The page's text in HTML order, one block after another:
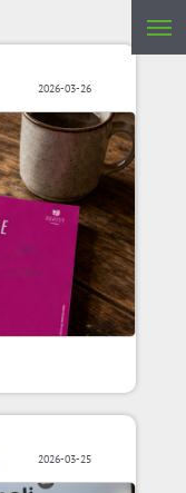
2026-03-26
2026-03-25